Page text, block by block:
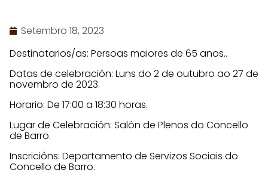
Setembro 18, 2023
Destinatarios/as: Persoas maiores de 65 anos..
Datas de celebración: Luns do 2 de outubro ao 27 de
novembro de 2023.
Horario: De 17:00 a 18:30 horas.
Lugar de Celebración: Salón de Plenos do Concello
de Barro.
Inscricións: Departamento de Servizos Sociais do
Concello de Barro.